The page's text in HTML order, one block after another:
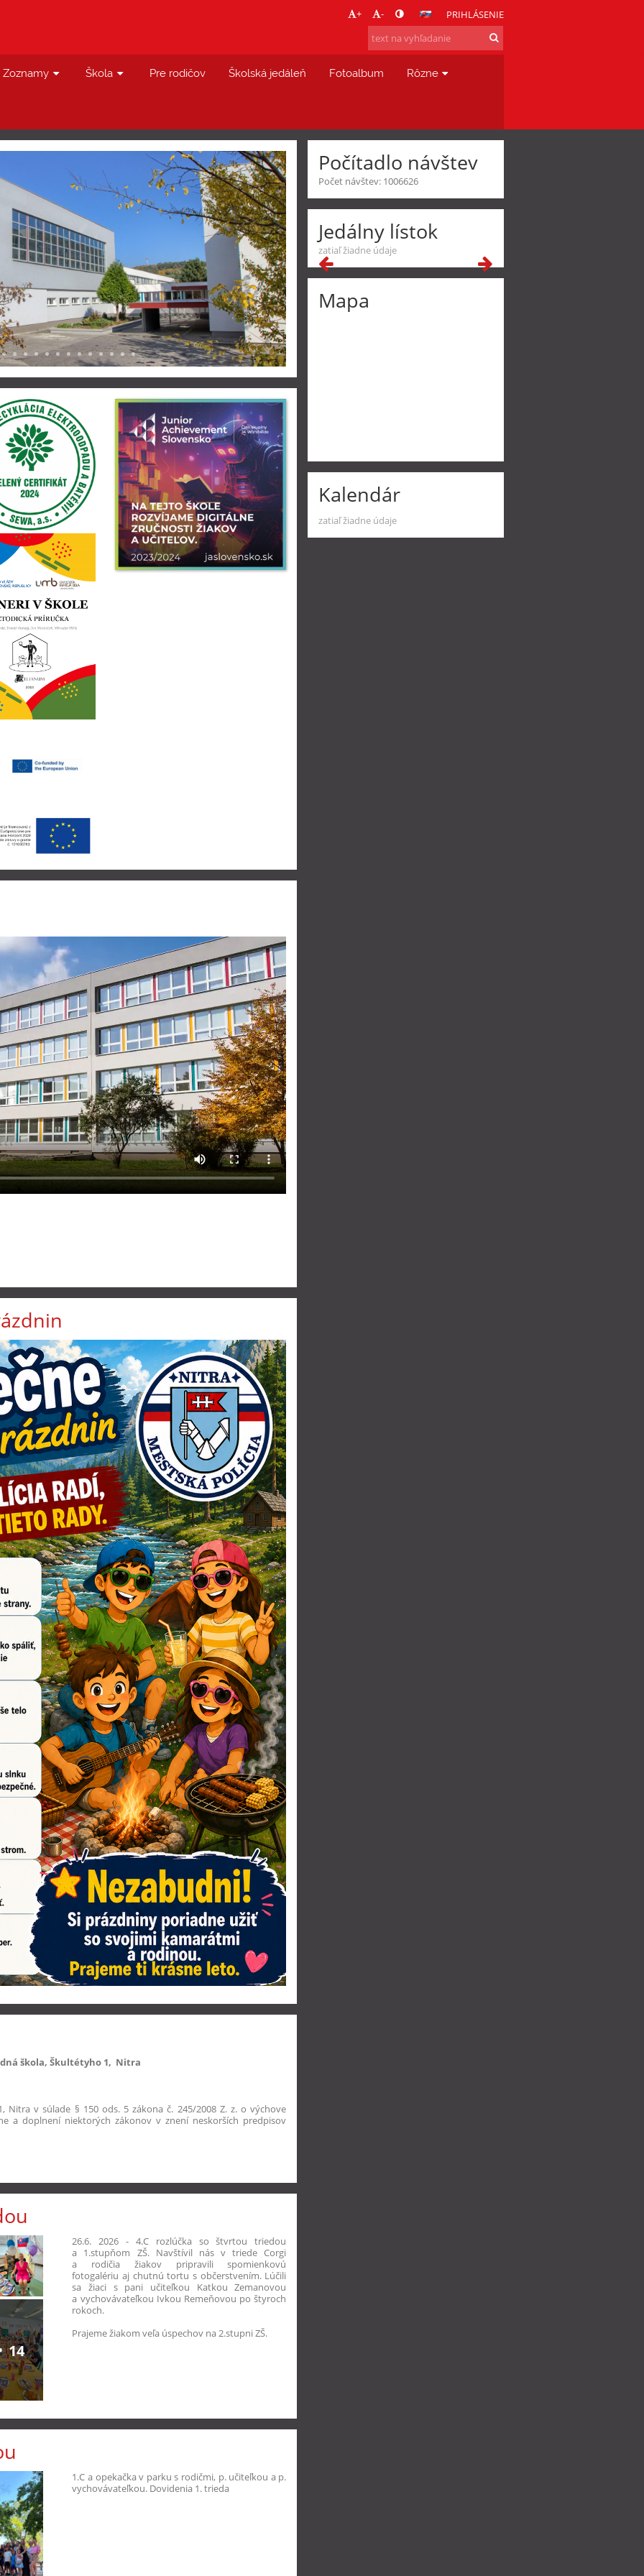
+ - PRIHLÁSENIE
Zoznamy Škola Pre rodičov Školská jedáleň Fotoalbum Rôzne
škola, Škultétyho 1, Nitra
Nitra v súlade § 150 ods. 5 zákona č. 245/2008 Z. z. o výchove
a doplnení niektorých zákonov v znení neskorších predpisov
14
26.6. 2026 - 4.C rozlúčka so štvrtou triedou
a 1.stupňom ZŠ. Navštívil nás v triede Corgi
a rodičia žiakov pripravili spomienkovú
fotogalériu aj chutnú tortu s občerstvením. Lúčili
sa žiaci s pani učiteľkou Katkou Zemanovou
a vychovávateľkou Ivkou Remeňovou po štyroch
rokoch.
Prajeme žiakom veľa úspechov na 2.stupni ZŠ.
1.C a opekačka v parku s rodičmi, p. učiteľkou a p.
vychovávateľkou. Dovidenia 1. trieda
Počítadlo návštev
Počet návštev: 1006626
Jedálny lístok
zatiaľ žiadne údaje
Mapa
Kalendár
zatiaľ žiadne údaje